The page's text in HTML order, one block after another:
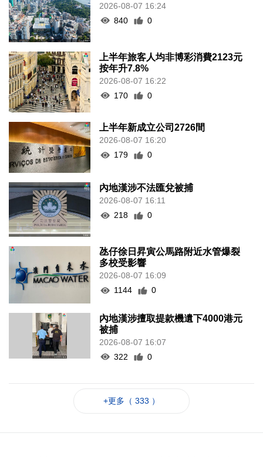
2026-08-07 16:24
840
0
上半年旅客人均非博彩消費2123元
按年升7.8%
2026-08-07 16:22
170
0
上半年新成立公司2726間
2026-08-07 16:20
179
0
內地漢涉不法匯兌被捕
2026-08-07 16:11
218
0
氹仔徐日昇寅公馬路附近水管爆裂
多校受影響
2026-08-07 16:09
1144
0
內地漢涉擅取提款機遺下4000港元
被捕
2026-08-07 16:07
322
0
+更多（ 333 ）